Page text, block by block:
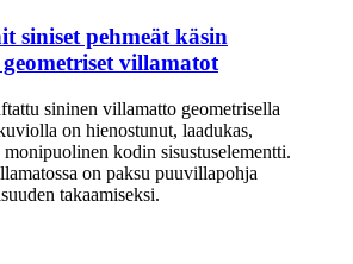
siniset pehmeät käsin
villamatot
sininen villamatto geometrisella
on hienostunut, laadukas,
kodin sisustuselementti.
on paksu puuvillapohja
takaamiseksi.